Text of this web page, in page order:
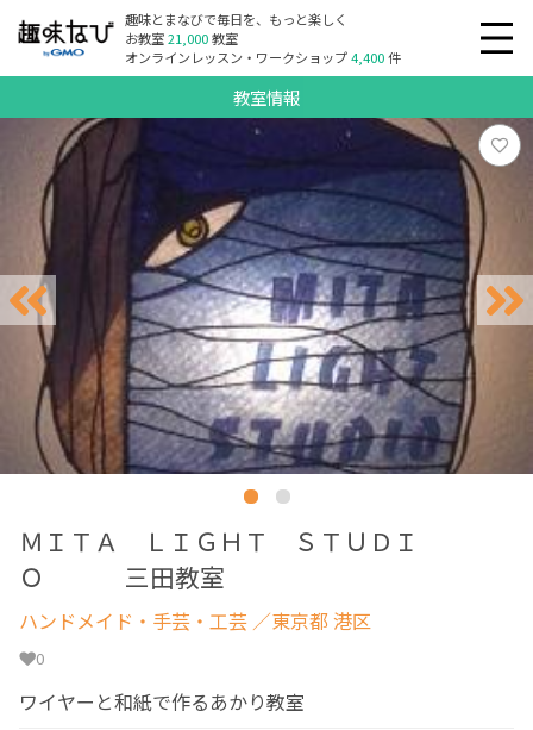
趣味とまなびで毎日を、もっと楽しく
お教室21,000教室
オンラインレッスン・ワークショップ4,400件
教室情報
ＭＩＴＡ ＬＩＧＨＴ ＳＴＵＤＩ
Ｏ 三田教室
ハンドメイド・手芸・工芸 ／東京都 港区
0
ワイヤーと和紙で作るあかり教室